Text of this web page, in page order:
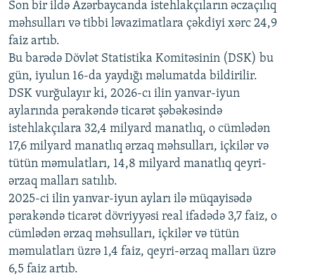
Auto 240p 360p 480p
720p 1080p
360p
480p
720p
1080p
Son bir ildə Azərbaycanda istehlakçıların əczaçılıq
məhsulları və tibbi ləvazimatlara çəkdiyi xərc 24,9
faiz artıb.
Bu barədə Dövlət Statistika Komitəsinin (DSK) bu
gün, iyulun 16-da yaydığı məlumatda bildirilir.
DSK vurğulayır ki, 2026-cı ilin yanvar-iyun
aylarında pərakəndə ticarət şəbəkəsində
istehlakçılara 32,4 milyard manatlıq, o cümlədən
17,6 milyard manatlıq ərzaq məhsulları, içkilər və
tütün məmulatları, 14,8 milyard manatlıq qeyri-
ərzaq malları satılıb.
2025-ci ilin yanvar-iyun ayları ilə müqayisədə
pərakəndə ticarət dövriyyəsi real ifadədə 3,7 faiz, o
cümlədən ərzaq məhsulları, içkilər və tütün
məmulatları üzrə 1,4 faiz, qeyri-ərzaq malları üzrə
6,5 faiz artıb.